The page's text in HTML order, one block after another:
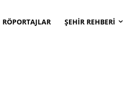
RÖPORTAJLAR ŞEHİR REHBERİ